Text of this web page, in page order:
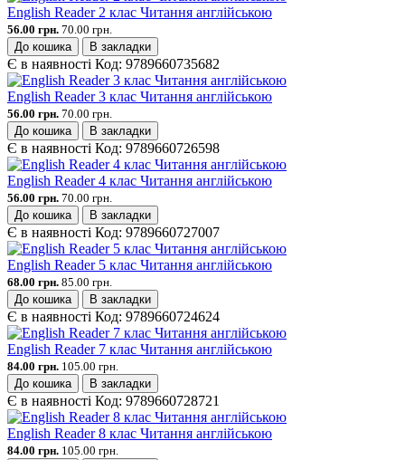
English Reader 2 клас Читання англійською
56.00 грн. 70.00 грн.
До кошика
В закладки
Є в наявності Код: 9789660735682
English Reader 3 клас Читання англійською
56.00 грн. 70.00 грн.
До кошика
В закладки
Є в наявності Код: 9789660726598
English Reader 4 клас Читання англійською
56.00 грн. 70.00 грн.
До кошика
В закладки
Є в наявності Код: 9789660727007
English Reader 5 клас Читання англійською
68.00 грн. 85.00 грн.
До кошика
В закладки
Є в наявності Код: 9789660724624
English Reader 7 клас Читання англійською
84.00 грн. 105.00 грн.
До кошика
В закладки
Є в наявності Код: 9789660728721
English Reader 8 клас Читання англійською
84.00 грн. 105.00 грн.